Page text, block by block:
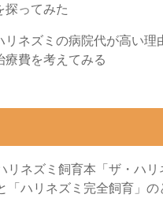
探ってみた
リネズミの病院代が高い理
療費を考えてみる
リネズミ飼育本「ザ・ハリ
「ハリネズミ完全飼育」の